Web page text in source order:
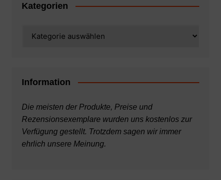
Kategorien
Information
Die meisten der Produkte, Preise und
Rezensionsexemplare wurden uns kostenlos zur
Verfügung gestellt. Trotzdem sagen wir immer
ehrlich unsere Meinung.